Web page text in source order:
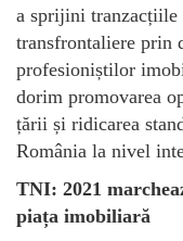
a sprijini tranzacțiile
transfrontaliere prin
profesioniștilor
dorim promovarea
țării și ridicarea
România la nivel
TNI: 2021
piața imobiliară